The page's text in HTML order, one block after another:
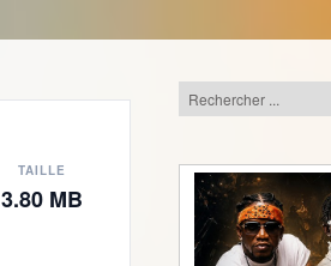
TAILLE
3.80 MB